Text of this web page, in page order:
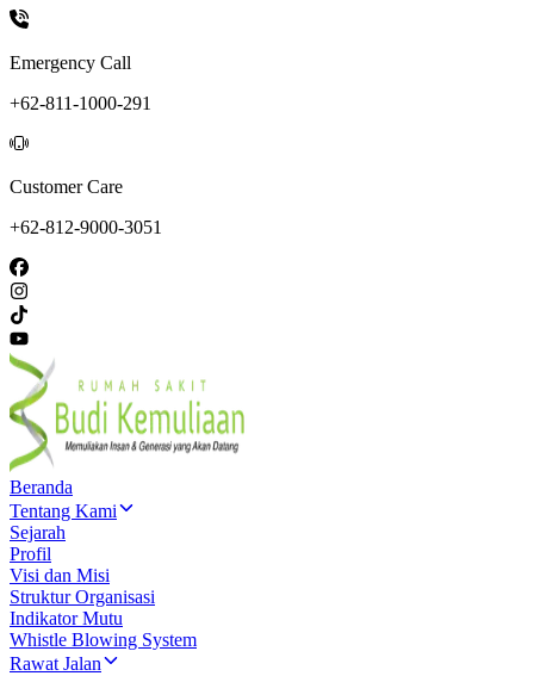
Emergency Call
+62-811-1000-291
Customer Care
+62-812-9000-3051
Beranda
Tentang Kami
Sejarah
Profil
Visi dan Misi
Struktur Organisasi
Indikator Mutu
Whistle Blowing System
Rawat Jalan